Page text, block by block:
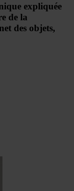
expliquée
de la
des objets,